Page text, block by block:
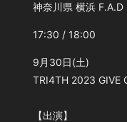
神奈川県 横浜 F.A.D
17:30 / 18:00
9月30日(土)
TRI4TH 2023 GIVE
【出演】